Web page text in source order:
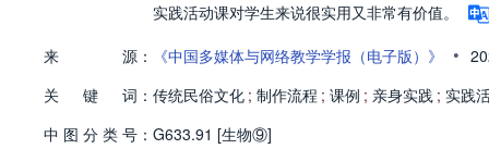
实践活动课对学生来说很实用又非常有价值。
来
源： 《中国多媒体与网络教学学报（电子版）》 •
关
键 词： 传统民俗文化 ; 制作流程 ; 课例 ; 亲身实践 ; 实践
中 图 分 类 号： G633.91 [生物⑨]